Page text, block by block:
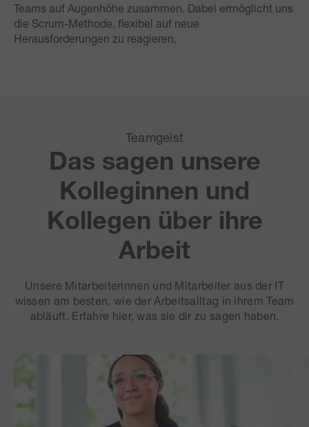
Teams auf Augenhöhe zusammen. Dabei ermöglicht uns
die Scrum-Methode, flexibel auf neue
Herausforderungen zu reagieren.
Teamgeist
Das sagen unsere
Kolleginnen und
Kollegen über ihre
Arbeit
Unsere Mitarbeiterinnen und Mitarbeiter aus der IT
wissen am besten, wie der Arbeitsalltag in ihrem Team
abläuft. Erfahre hier, was sie dir zu sagen haben.